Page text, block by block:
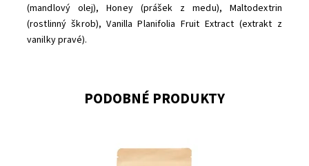
(mandlový olej), Honey (prášek z medu), Maltodextrin
(rostlinný škrob), Vanilla Planifolia Fruit Extract (extrakt z
vanilky pravé).
PODOBNÉ PRODUKTY
Kvitok